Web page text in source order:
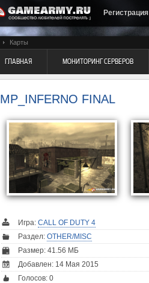
Регистрация
Карты
ГЛАВНАЯ МОНИТОРИНГ СЕРВЕРОВ
MP_INFERNO FINAL
Игра: CALL OF DUTY 4
Раздел: OTHER/MISC
Размер: 41.56 МБ
Добавлен: 14 Мая 2015
Голосов: 0